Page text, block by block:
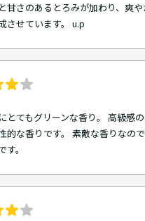
甘さのあるとろみが加わり、爽
させています。 u.p
とてもグリーンな香り。 高級感
的な香りです。 素敵な香りなの
。